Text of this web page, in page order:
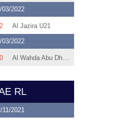
03/2022
Al Jazira U21
03/2022
Al Wahda Abu Dhabi Reserves
RL
11/2021